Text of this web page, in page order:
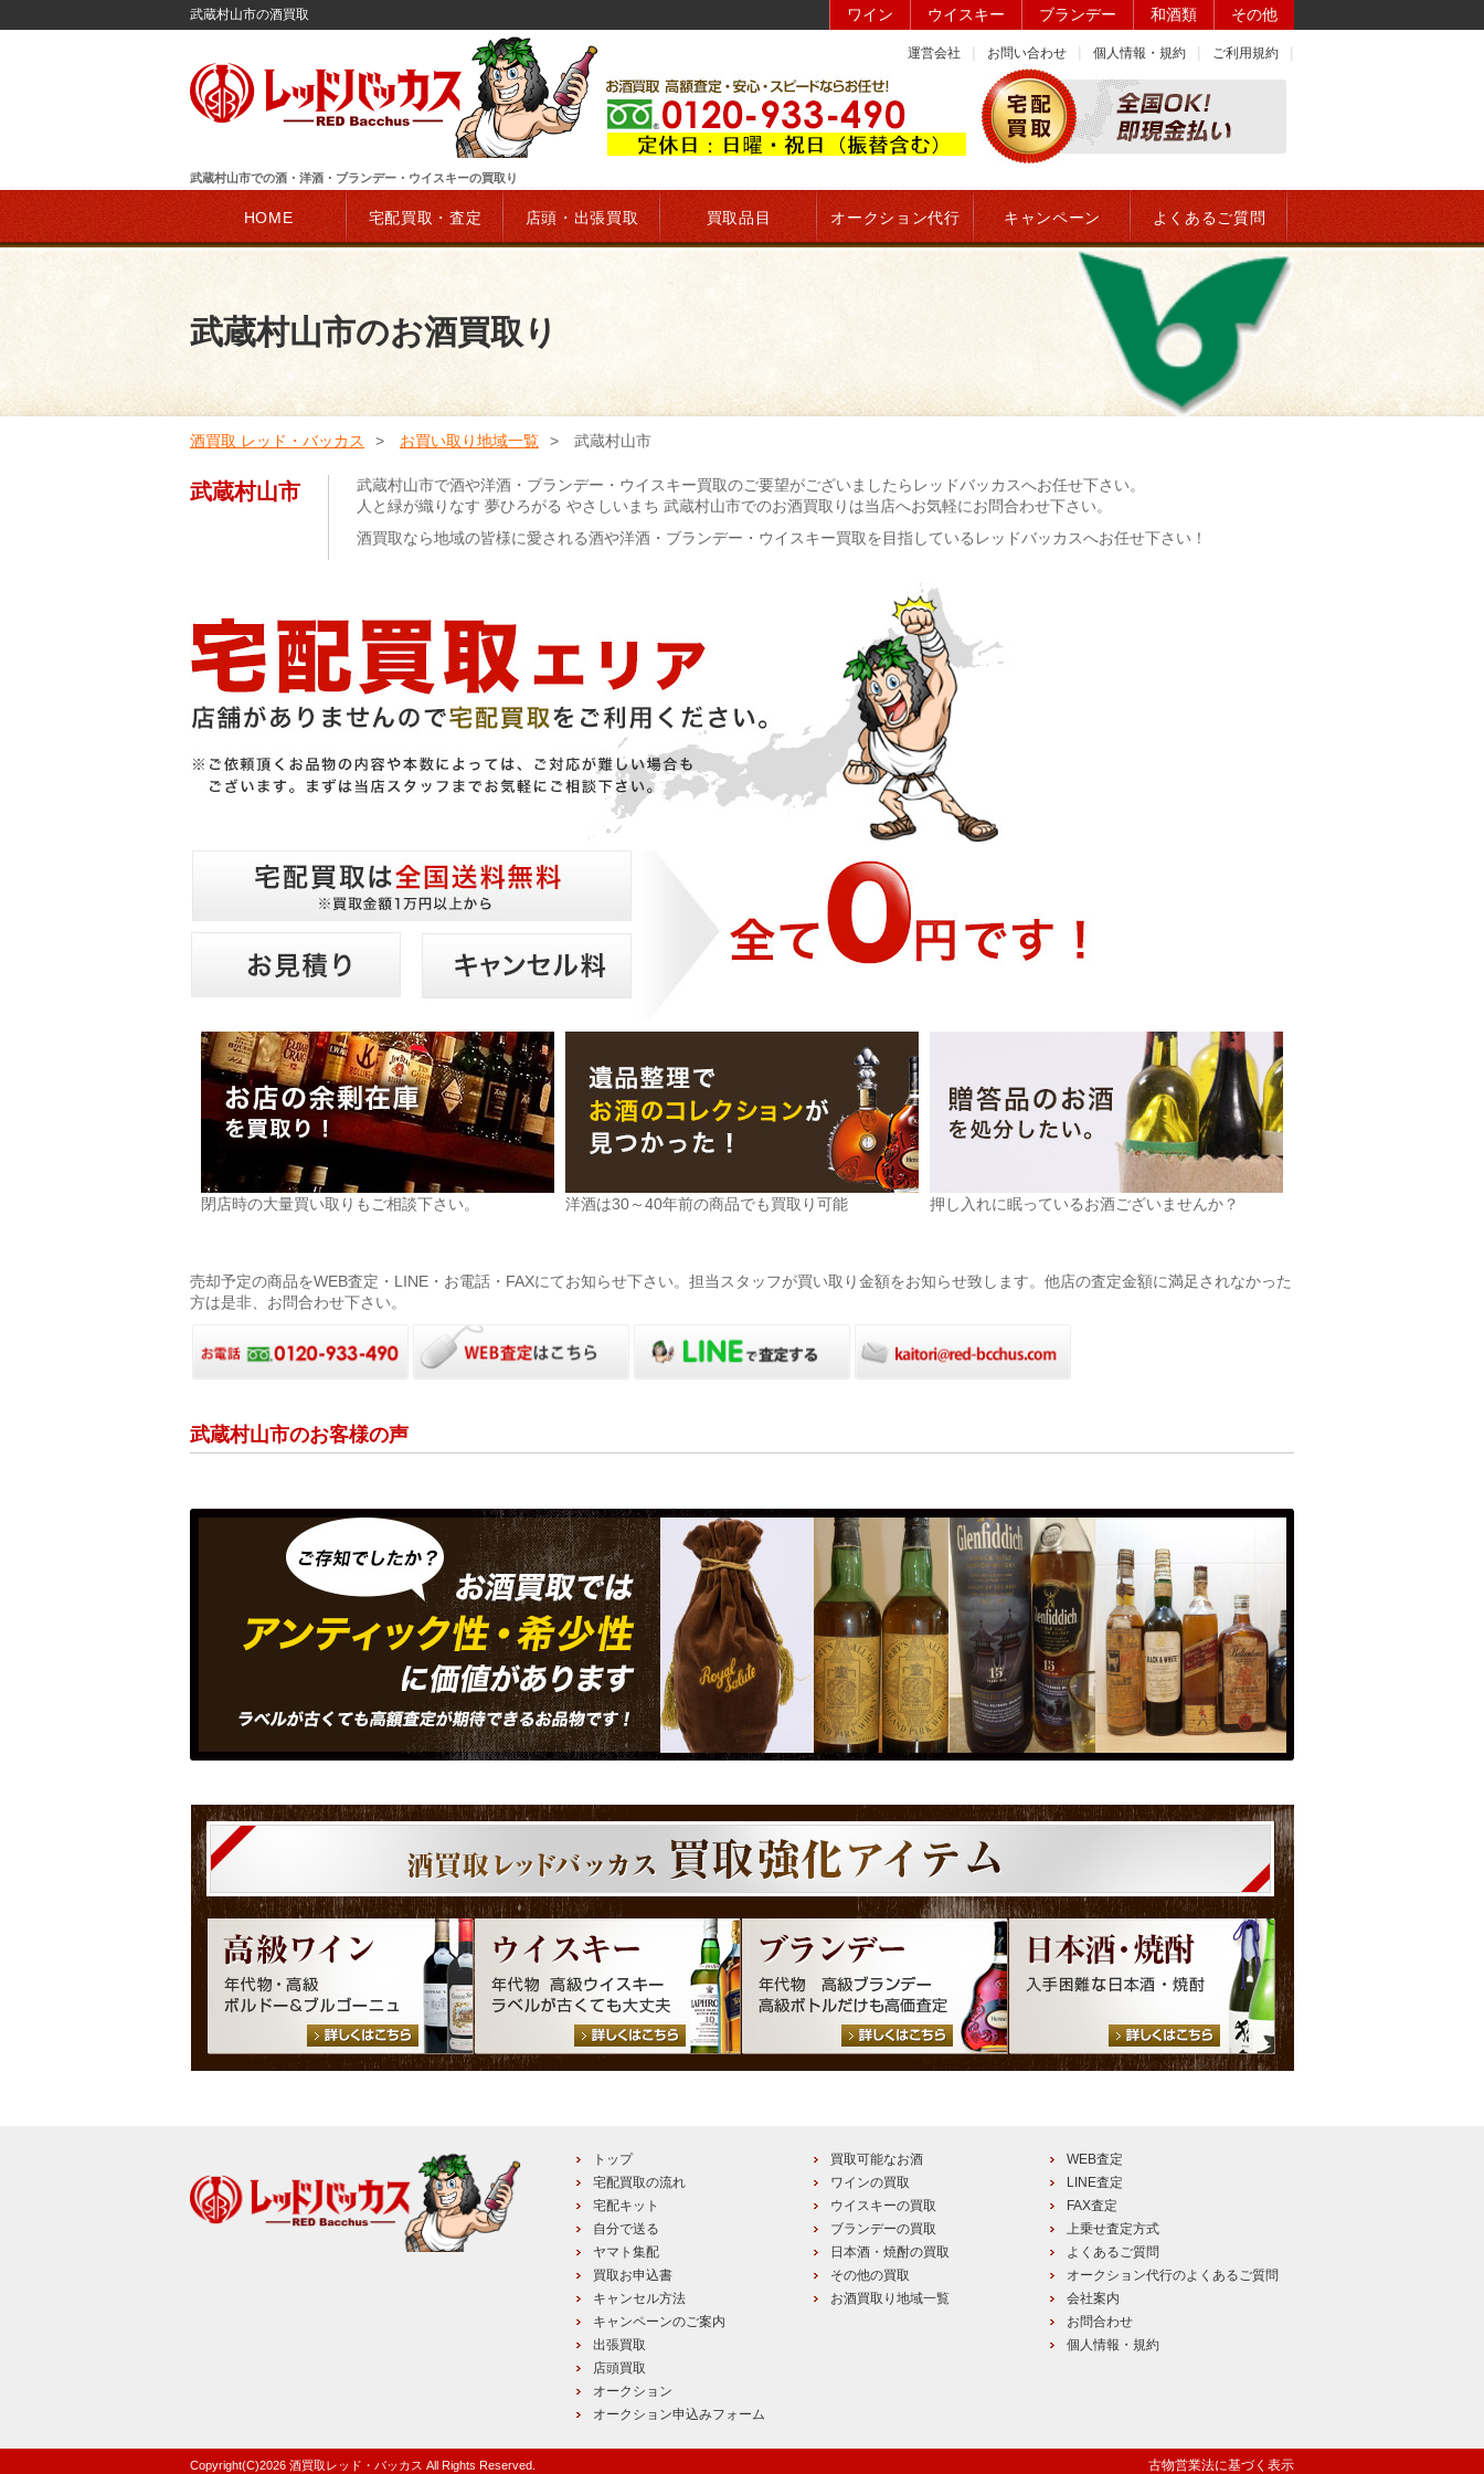
武蔵村山市の酒買取 ワイン ウイスキー ブランデー 和酒類 その他
運営会社 お問い合わせ 個人情報・規約 ご利用規約
武蔵村山市での酒・洋酒・ブランデー・ウイスキーの買取り
HOME 宅配買取・査定 店頭・出張買取 買取品目 オークション代行 キャンペーン よくあるご質問
武蔵村山市のお酒買取り
酒買取 レッド・バッカス お買い取り地域一覧 武蔵村山市
武蔵村山市
武蔵村山市で酒や洋酒・ブランデー・ウイスキー買取のご要望がございましたらレッドバッカスへお任せ下さい。
人と緑が織りなす 夢ひろがる やさしいまち 武蔵村山市でのお酒買取りは当店へお気軽にお問合わせ下さい。
酒買取なら地域の皆様に愛される酒や洋酒・ブランデー・ウイスキー買取を目指しているレッドバッカスへお任せ下さい！
閉店時の大量買い取りもご相談下さい。 洋酒は30～40年前の商品でも買取り可能 押し入れに眠っているお酒ございませんか？
売却予定の商品をWEB査定・LINE・お電話・FAXにてお知らせ下さい。担当スタッフが買い取り金額をお知らせ致します。他店の査定金額に満足されなかった
方は是非、お問合わせ下さい。
武蔵村山市のお客様の声
トップ
宅配買取の流れ
宅配キット
自分で送る
ヤマト集配
買取お申込書
キャンセル方法
キャンペーンのご案内
出張買取
店頭買取
オークション
オークション申込みフォーム
買取可能なお酒
ワインの買取
ウイスキーの買取
ブランデーの買取
日本酒・焼酎の買取
その他の買取
お酒買取り地域一覧
WEB査定
LINE査定
FAX査定
上乗せ査定方式
よくあるご質問
オークション代行のよくあるご質問
会社案内
お問合わせ
個人情報・規約
Copyright(C)2026 酒買取レッド・バッカス All Rights Reserved. 古物営業法に基づく表示